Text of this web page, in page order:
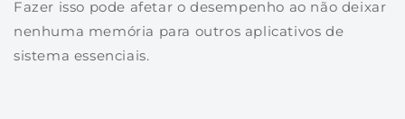
Fazer isso pode afetar o desempenho ao não deixar
nenhuma memória para outros aplicativos de
sistema essenciais.